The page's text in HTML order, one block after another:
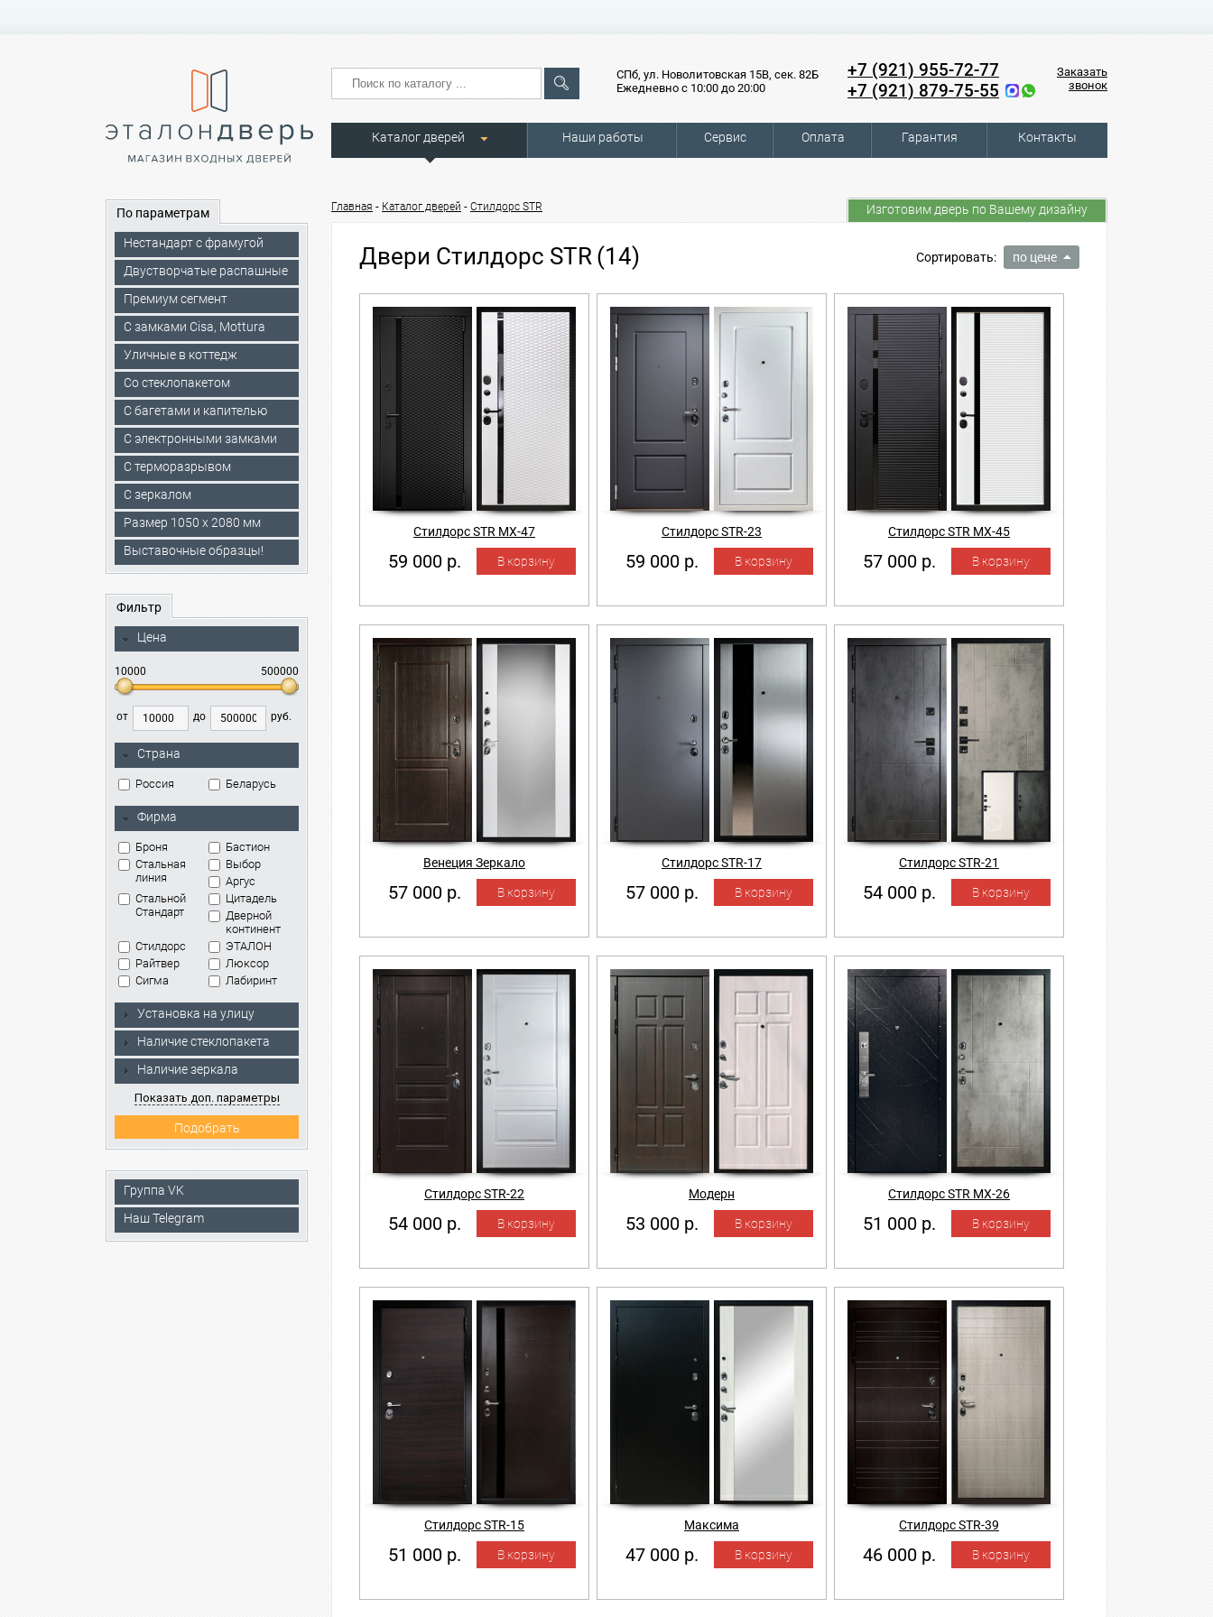
СПб, ул. Новолитовская 15В, сек. 82Б
Ежедневно с 10:00 до 20:00
+7 (921) 955-72-77
+7 (921) 879-75-55
Заказать
звонок
Каталог дверей Наши работы Сервис Оплата Гарантия Контакты
По параметрам
Нестандарт с фрамугой
Двустворчатые распашные
Премиум сегмент
C замками Cisa, Mottura
Уличные в коттедж
Со стеклопакетом
С багетами и капителью
C электронными замками
С терморазрывом
С зеркалом
Размер 1050 х 2080 мм
Выставочные образцы!
Фильтр
Цена
10000 500000
от до руб.
Страна
Россия Беларусь
Фирма
Броня
Бастион
Стальная
линия
Выбор
Аргус
Стальной
Стандарт
Цитадель
Дверной
континент
Стилдорс
ЭТАЛОН
Райтвер
Люксор
Сигма
Лабиринт
Установка на улицу
Наличие стеклопакета
Наличие зеркала
Показать доп. параметры
Группа VK
Наш Telegram
Главная - Каталог дверей - Стилдорс STR Изготовим дверь по Вашему дизайну
Двери Стилдорс STR (14) Сортировать: по цене
Стилдорс STR MX-47
59 000 р.
Стилдорс STR-23
59 000 р.
Стилдорс STR MX-45
57 000 р.
Венеция Зеркало
57 000 р.
Стилдорс STR-17
57 000 р.
Стилдорс STR-21
54 000 р.
Стилдорс STR-22
54 000 р.
Модерн
53 000 р.
Стилдорс STR MX-26
51 000 р.
Стилдорс STR-15
51 000 р.
Максима
47 000 р.
Стилдорс STR-39
46 000 р.